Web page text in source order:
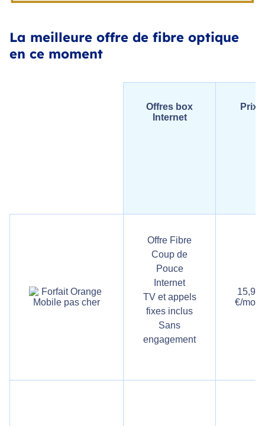
La meilleure offre de fibre optique
en ce moment
Offres box
Internet
Prix
Offre Fibre
Coup de
Pouce
Internet
TV et appels
fixes inclus
Sans
engagement
15,99
€/mois